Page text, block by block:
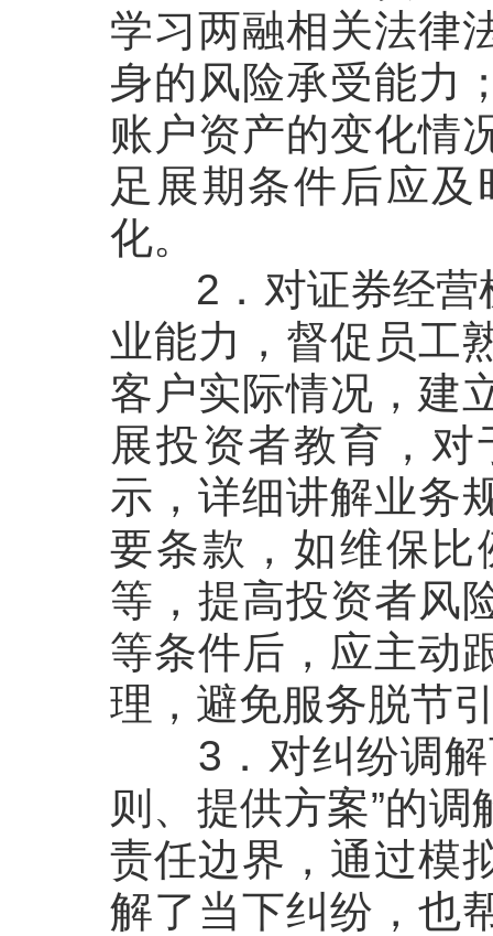
学习两融相关法律
身的风险承受能力
账户资产的变化情
足展期条件后应
化。
2 ． 对证券经营
业能力，督促员工
客户实际情况，建
展投资者教育，
示，详细讲解业务
要条款，如维保
等，提高投资者风
等条件后，应主动
理，避免服务脱节
3 ． 对纠纷调
则、提供方案”的
责任边界，通过模
解了当下纠纷，也